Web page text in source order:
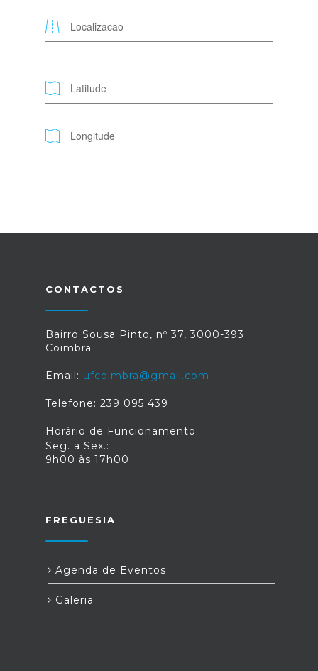
CONTACTOS
Bairro Sousa Pinto, nº 37, 3000-393
Coimbra
Email: ufcoimbra@gmail.com
Telefone: 239 095 439
Horário de Funcionamento:
Seg. a Sex.:
9h00 às 17h00
FREGUESIA
Agenda de Eventos
Galeria